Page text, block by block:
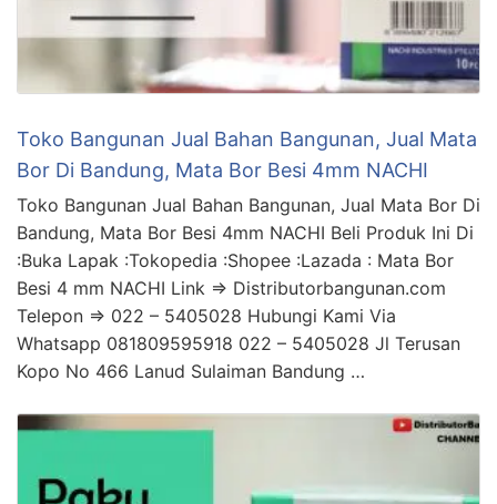
Toko Bangunan Jual Bahan Bangunan, Jual Mata
Bor Di Bandung, Mata Bor Besi 4mm NACHI
Toko Bangunan Jual Bahan Bangunan, Jual Mata Bor Di
Bandung, Mata Bor Besi 4mm NACHI Beli Produk Ini Di
:Buka Lapak :Tokopedia :Shopee :Lazada : Mata Bor
Besi 4 mm NACHI Link => Distributorbangunan.com
Telepon => 022 – 5405028 Hubungi Kami Via
Whatsapp 081809595918 022 – 5405028 Jl Terusan
Kopo No 466 Lanud Sulaiman Bandung …